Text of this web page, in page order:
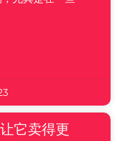
它卖得更